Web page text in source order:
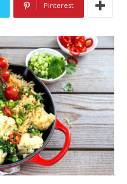
Pinterest